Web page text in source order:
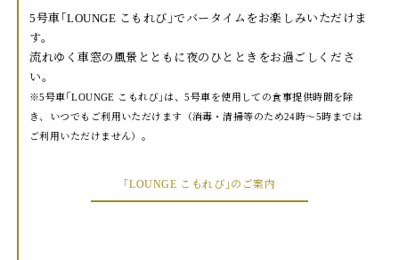
5号車｢LOUNGE こもれび｣でバータイムをお楽しみいただけま
す。
流れゆく車窓の風景とともに夜のひとときをお過ごしくださ
い。
5号車｢LOUNGE こもれび｣は、5号車を使用しての食事提供時間を除
き、いつでもご利用いただけます（消毒・清掃等のため24時～5時までは
ご利用いただけません）。
｢LOUNGE こもれび｣のご案内